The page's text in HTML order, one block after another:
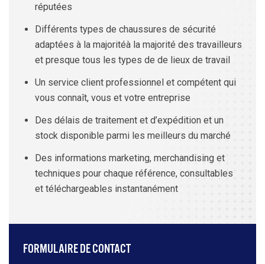
réputées
Différents types de chaussures de sécurité
adaptées à la majoritéà la majorité des travailleurs
et presque tous les types de de lieux de travail
Un service client professionnel et compétent qui
vous connaît, vous et votre entreprise
Des délais de traitement et d’expédition et un
stock disponible parmi les meilleurs du marché
Des informations marketing, merchandising et
techniques pour chaque référence, consultables
et téléchargeables instantanément
FORMULAIRE DE CONTACT